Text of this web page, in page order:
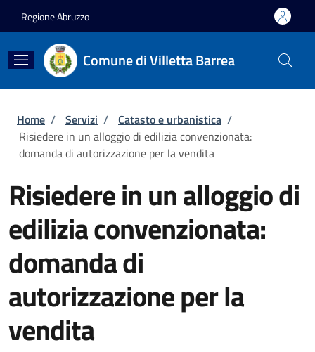
Regione Abruzzo
Comune di Villetta Barrea
Briciole di pane
Home / Servizi / Catasto e urbanistica /
Risiedere in un alloggio di edilizia convenzionata:
domanda di autorizzazione per la vendita
Risiedere in un alloggio di
edilizia convenzionata:
domanda di
autorizzazione per la
vendita